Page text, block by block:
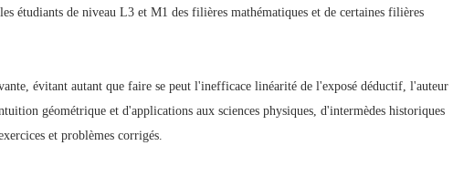
étudiants de niveau L3 et M1 des filières mathématiques et de certaines filières
évitant autant que faire se peut l'inefficace linéarité de l'exposé déductif, l'auteur
géométrique et d'applications aux sciences physiques, d'intermèdes historiques
et problèmes corrigés.